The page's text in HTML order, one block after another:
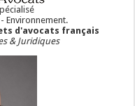
Environnement.
d'avocats français
& Juridiques